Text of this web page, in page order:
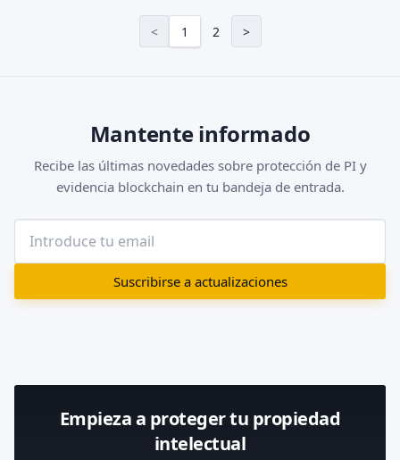
< 1 2 >
Mantente informado
Recibe las últimas novedades sobre protección de PI y
evidencia blockchain en tu bandeja de entrada.
Suscribirse a actualizaciones
Empieza a proteger tu propiedad
intelectual